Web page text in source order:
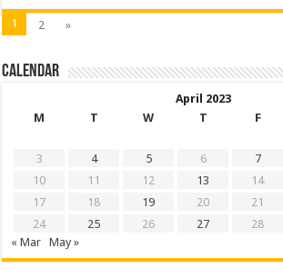
1 2 »
Calendar
April 2023
M
T W T F
3
4 5 6 7
10
11 12 13 14
17
18 19 20 21
24
25 26 27 28
« Mar
May »